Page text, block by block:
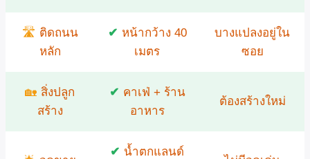
🛣️ ติดถนน
หลัก
✔ หน้ากว้าง 40
เมตร
บางแปลงอยู่ใน
ซอย
🏡 สิ่งปลูก
สร้าง
✔ คาเฟ่ + ร้าน
อาหาร
ต้องสร้างใหม่
✔ น้ำตกแลนด์